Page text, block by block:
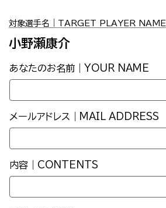
対象選手名｜TARGET PLAYER NAME
小野瀬康介
あなたのお名前｜YOUR NAME
メールアドレス｜MAIL ADDRESS
内容｜CONTENTS